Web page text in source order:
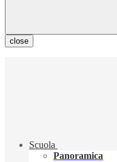
close
Scuola
Panoramica